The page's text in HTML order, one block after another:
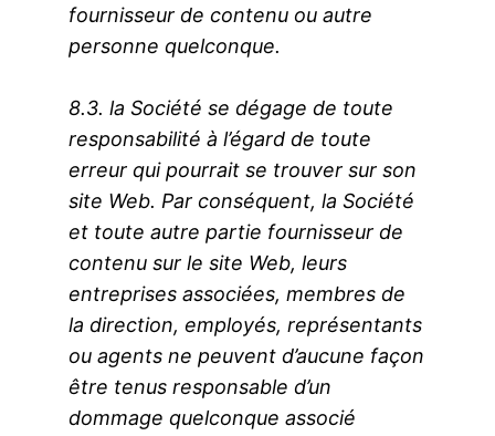
fournisseur de contenu ou autre
personne quelconque.
8.3. la Société se dégage de toute
responsabilité à l’égard de toute
erreur qui pourrait se trouver sur son
site Web. Par conséquent, la Société
et toute autre partie fournisseur de
contenu sur le site Web, leurs
entreprises associées, membres de
la direction, employés, représentants
ou agents ne peuvent d’aucune façon
être tenus responsable d’un
dommage quelconque associé